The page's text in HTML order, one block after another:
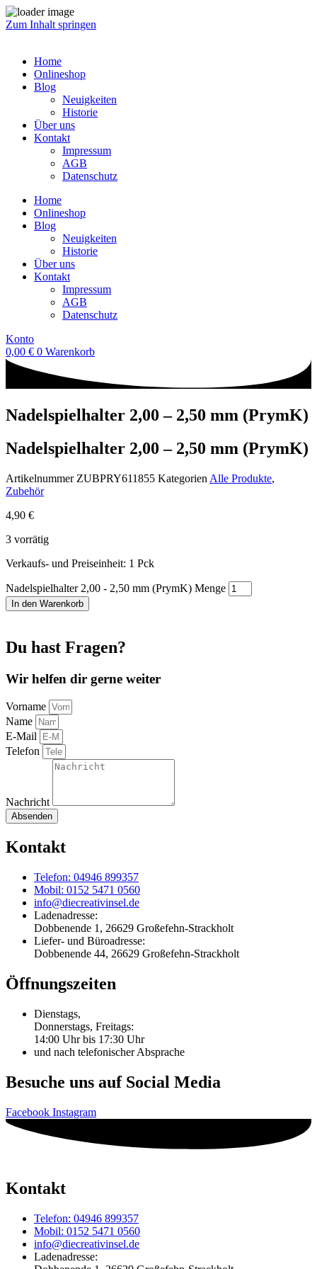
Zum Inhalt springen
Home
Onlineshop
Blog
Neuigkeiten
Historie
Über uns
Kontakt
Impressum
AGB
Datenschutz
Home
Onlineshop
Blog
Neuigkeiten
Historie
Über uns
Kontakt
Impressum
AGB
Datenschutz
Konto
0,00 € 0 Warenkorb
Nadelspielhalter 2,00 – 2,50 mm (PrymK)
Nadelspielhalter 2,00 – 2,50 mm (PrymK)
Artikelnummer ZUBPRY611855 Kategorien Alle Produkte,
Zubehör
4,90 €
3 vorrätig
Verkaufs- und Preiseinheit: 1 Pck
Nadelspielhalter 2,00 - 2,50 mm (PrymK) Menge
In den Warenkorb
Du hast Fragen?
Wir helfen dir gerne weiter
Vorname
Name
E-Mail
Telefon
Nachricht
Absenden
Kontakt
Telefon: 04946 899357
Mobil: 0152 5471 0560
info@diecreativinsel.de
Ladenadresse:
Dobbenende 1, 26629 Großefehn-Strackholt
Liefer- und Büroadresse:
Dobbenende 44, 26629 Großefehn-Strackholt
Öffnungszeiten
Dienstags,
Donnerstags, Freitags:
14:00 Uhr bis 17:30 Uhr
und nach telefonischer Absprache
Besuche uns auf Social Media
Facebook Instagram
Kontakt
Telefon: 04946 899357
Mobil: 0152 5471 0560
info@diecreativinsel.de
Ladenadresse: